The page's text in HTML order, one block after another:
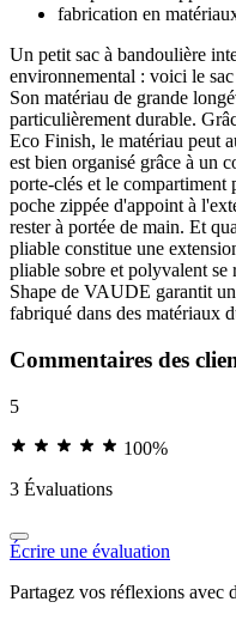
fabrication en
Un petit sac à bandoulière
environnemental : voici le
Son matériau de grande
particulièrement durable.
Eco Finish, le matériau peut
est bien organisé grâce à un
porte-clés et le
poche zippée d'appoint à
rester à portée de main. Et
pliable constitue une
pliable sobre et polyvalent
Shape de VAUDE garantit
fabriqué dans des matériaux
Commentaires des
5
100%
3 Évaluations
Écrire une évaluation
Partagez vos réflexions avec